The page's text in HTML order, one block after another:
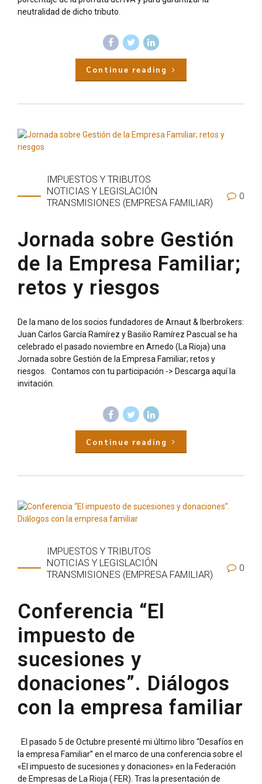
neutralidad de dicho tributo.
Continue reading
IMPUESTOS Y TRIBUTOS
NOTICIAS Y LEGISLACIÓN
TRANSMISIONES (EMPRESA FAMILIAR)
0
Jornada sobre Gestión
de la Empresa Familiar;
retos y riesgos
De la mano de los socios fundadores de Arnaut & Iberbrokers:
Juan Carlos García Ramírez y Basilio Ramírez Pascual se ha
celebrado el pasado noviembre en Arnedo (La Rioja) una
Jornada sobre Gestión de la Empresa Familiar; retos y
riesgos. Contamos con tu participación -> Descarga aquí la
invitación.
Continue reading
IMPUESTOS Y TRIBUTOS
NOTICIAS Y LEGISLACIÓN
TRANSMISIONES (EMPRESA FAMILIAR)
0
Conferencia “El
impuesto de
sucesiones y
donaciones”. Diálogos
con la empresa familiar
El pasado 5 de Octubre presenté mi último libro “Desafíos en
la empresa Familiar” en el marco de una conferencia sobre el
«El impuesto de sucesiones y donaciones» en la Federación
de Empresas de La Rioja ( FER). Tras la presentación de